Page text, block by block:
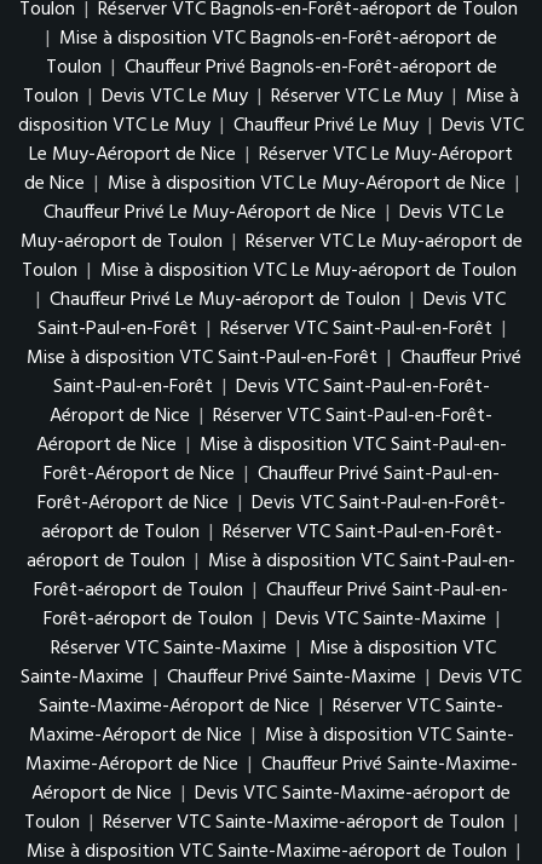
Toulon | Réserver VTC Bagnols-en-Forêt-aéroport de Toulon
| Mise à disposition VTC Bagnols-en-Forêt-aéroport de
Toulon | Chauffeur Privé Bagnols-en-Forêt-aéroport de
Toulon | Devis VTC Le Muy | Réserver VTC Le Muy | Mise à
disposition VTC Le Muy | Chauffeur Privé Le Muy | Devis VTC
Le Muy-Aéroport de Nice | Réserver VTC Le Muy-Aéroport
de Nice | Mise à disposition VTC Le Muy-Aéroport de Nice |
Chauffeur Privé Le Muy-Aéroport de Nice | Devis VTC Le
Muy-aéroport de Toulon | Réserver VTC Le Muy-aéroport de
Toulon | Mise à disposition VTC Le Muy-aéroport de Toulon
| Chauffeur Privé Le Muy-aéroport de Toulon | Devis VTC
Saint-Paul-en-Forêt | Réserver VTC Saint-Paul-en-Forêt |
Mise à disposition VTC Saint-Paul-en-Forêt | Chauffeur Privé
Saint-Paul-en-Forêt | Devis VTC Saint-Paul-en-Forêt-
Aéroport de Nice | Réserver VTC Saint-Paul-en-Forêt-
Aéroport de Nice | Mise à disposition VTC Saint-Paul-en-
Forêt-Aéroport de Nice | Chauffeur Privé Saint-Paul-en-
Forêt-Aéroport de Nice | Devis VTC Saint-Paul-en-Forêt-
aéroport de Toulon | Réserver VTC Saint-Paul-en-Forêt-
aéroport de Toulon | Mise à disposition VTC Saint-Paul-en-
Forêt-aéroport de Toulon | Chauffeur Privé Saint-Paul-en-
Forêt-aéroport de Toulon | Devis VTC Sainte-Maxime |
Réserver VTC Sainte-Maxime | Mise à disposition VTC
Sainte-Maxime | Chauffeur Privé Sainte-Maxime | Devis VTC
Sainte-Maxime-Aéroport de Nice | Réserver VTC Sainte-
Maxime-Aéroport de Nice | Mise à disposition VTC Sainte-
Maxime-Aéroport de Nice | Chauffeur Privé Sainte-Maxime-
Aéroport de Nice | Devis VTC Sainte-Maxime-aéroport de
Toulon | Réserver VTC Sainte-Maxime-aéroport de Toulon |
Mise à disposition VTC Sainte-Maxime-aéroport de Toulon |